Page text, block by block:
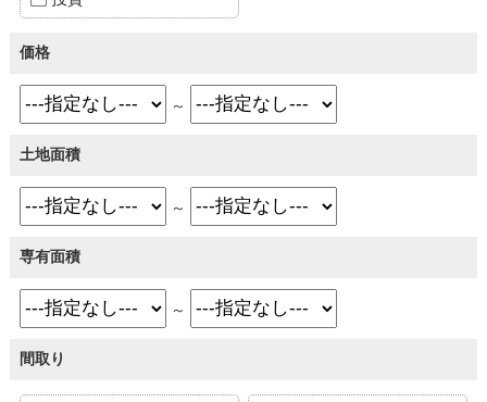
価格
～
土地面積
～
専有面積
～
間取り